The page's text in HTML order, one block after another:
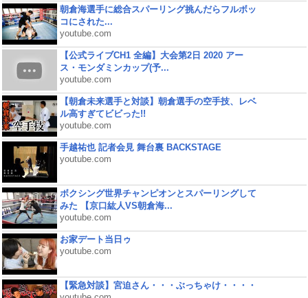
朝倉海選手に総合スパーリング挑んだらフルボッ
コにされた...
youtube.com
【公式ライブCH1 全編】大会第2日 2020 アー
ス・モンダミンカップ(予...
youtube.com
【朝倉未来選手と対談】朝倉選手の空手技、レベ
ル高すぎてビビった!!
youtube.com
手越祐也 記者会見 舞台裏 BACKSTAGE
youtube.com
ボクシング世界チャンピオンとスパーリングして
みた 【京口紘人VS朝倉海...
youtube.com
お家デート当日ゥ
youtube.com
【緊急対談】宮迫さん・・・ぶっちゃけ・・・・